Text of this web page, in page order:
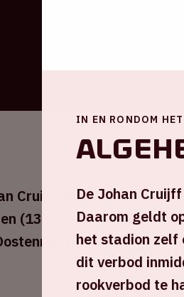
Cruijff ArenA is tijdens
(13,17,21 en 26 juni
en Noord-
IN EN RONDOM
De Johan
Daarom geldt
het stadion zelf
dit verbod
rookverbod te